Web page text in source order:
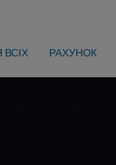
РАХУНОК